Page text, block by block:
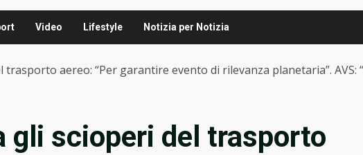
Video Lifestyle Notizia per Notizia
aereo: “Per garantire evento di rilevanza planetaria”. AVS:
gli scioperi del trasporto